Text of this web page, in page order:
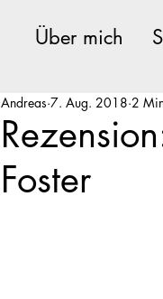
Über mich
Foster
Andreas 7. Aug. 2018 2